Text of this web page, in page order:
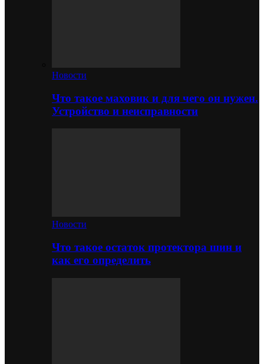
Новости
Что такое маховик и для чего он нужен.
Устройство и неисправности
Новости
Что такое остаток протектора шин и
как его определить